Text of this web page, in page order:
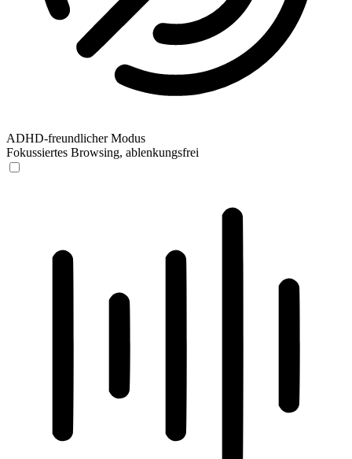
ADHD-freundlicher Modus
Fokussiertes Browsing, ablenkungsfrei